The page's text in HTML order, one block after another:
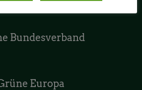
Bundesverband
Europa